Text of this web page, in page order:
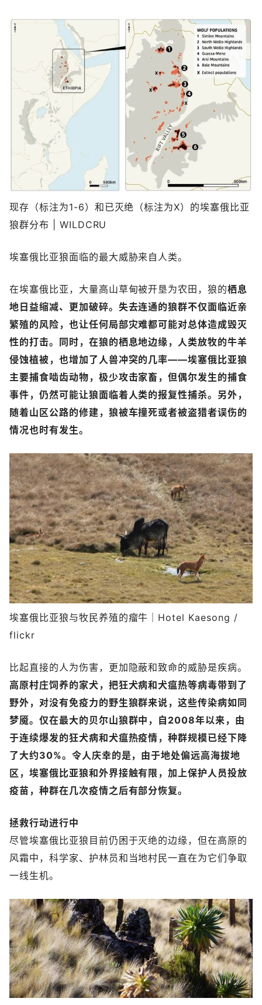
现存（标注为1-6）和已灭绝（标注为X）的埃塞俄比亚
狼群分布 | WILDCRU
埃塞俄比亚狼面临的最大威胁来自人类。
在埃塞俄比亚，大量高山草甸被开垦为农田，狼的栖息
地日益缩减、更加破碎。失去连通的狼群不仅面临近亲
繁殖的风险，也让任何局部灾难都可能对总体造成毁灭
性的打击。同时，在狼的栖息地边缘，人类放牧的牛羊
侵蚀植被，也增加了 人兽冲突的几率——埃塞俄比亚狼
主要捕食啮齿动物，极少攻击家畜，但偶尔发生的捕食
事件，仍然可能让狼面临着人类的报复性捕杀。另外，
随着山区公路的修建，狼被车撞死或者被盗猎者误伤的
情况也时有发生。
埃塞俄比亚狼与牧民养殖的瘤牛｜Hotel Kaesong /
flickr
比起直接的人为伤害，更加隐蔽和致命的威胁是疾病。
高原村庄饲养的家犬，把狂犬病和犬瘟热等病毒带到了
野外，对没有免疫力的野生狼群来说，这些传染病如同
梦魇。仅在最大的贝尔山狼群中，自2008年以来，由
于连续爆发的狂犬病和犬瘟热疫情，种群规模已经下降
了大约30%。令人庆幸的是，由于地处偏远高海拔地
区，埃塞俄比亚狼和外界接触有限，加上保护人员投放
疫苗，种群在几次疫情之后有部分恢复。
拯救行动进行中
尽管埃塞俄比亚狼目前仍困于灭绝的边缘，但在高原的
风霜中，科学家、护林员和当地村民一直在为它们争取
一线生机。